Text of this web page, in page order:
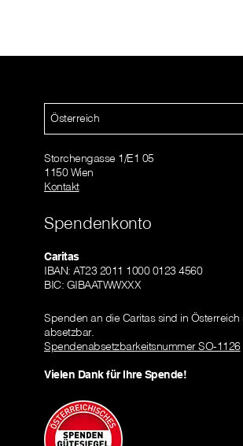
Österreich
Storchengasse 1/E1 05
1150 Wien
Kontakt
Spendenkonto
Caritas
IBAN: AT23 2011 1000 0123 4560
BIC: GIBAATWWXXX
Spenden an die Caritas sind in Österreich
absetzbar.
Spendenabsetzbarkeitsnummer SO-1126
Vielen Dank für Ihre Spende!